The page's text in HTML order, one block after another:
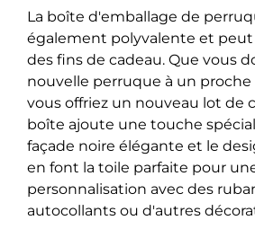
La boîte d'emballage de
également polyvalente et peut
des fins de cadeau. Que vous
nouvelle perruque à un
vous offriez un nouveau lot de
boîte ajoute une touche
façade noire élégante et le
en font la toile parfaite pour
personnalisation avec des
autocollants ou d'autres